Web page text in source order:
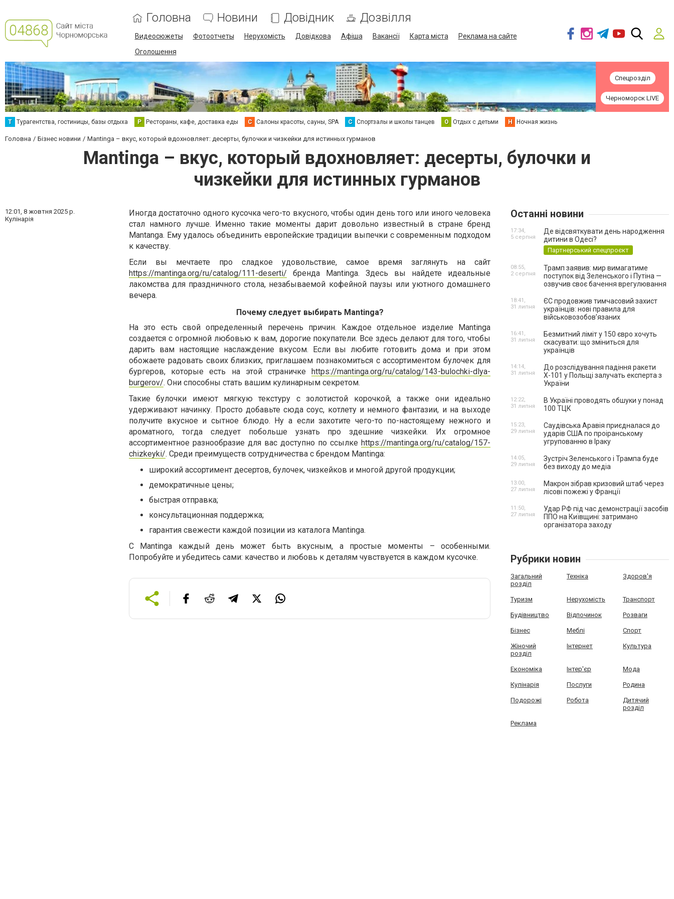
Головна Новини Довідник Дозвілля
Видеосюжеты Фотоотчеты Нерухомість Довідкова Афіша Вакансії Карта міста
Реклама на сайте
Оголошення
Спецрозділ
Черноморск LIVE
Т Турагентства, гостиницы, базы отдыха Р Рестораны, кафе, доставка еды С Салоны красоты, сауны, SPA С Спортзалы и школы танцев О Отдых с детьми Н Ночная жизнь
Головна Бізнес новини Mantinga – вкус, который вдохновляет: десерты, булочки и чизкейки для истинных гурманов
Mantinga – вкус, который вдохновляет: десерты, булочки и
чизкейки для истинных гурманов
12:01, 8 жовтня 2025 р.
Кулінарія
Иногда достаточно одного кусочка чего-то вкусного, чтобы один день того или иного человека
стал намного лучше. Именно такие моменты дарит довольно известный в стране бренд
Mantanga. Ему удалось объединить европейские традиции выпечки с современным подходом
к качеству.
Если вы мечтаете про сладкое удовольствие, самое время заглянуть на сайт
https://mantinga.org/ru/catalog/111-deserti/ бренда Mantinga. Здесь вы найдете идеальные
лакомства для праздничного стола, незабываемой кофейной паузы или уютного домашнего
вечера.
Почему следует выбирать Mantinga?
На это есть свой определенный перечень причин. Каждое отдельное изделие Mantinga
создается с огромной любовью к вам, дорогие покупатели. Все здесь делают для того, чтобы
дарить вам настоящие наслаждение вкусом. Если вы любите готовить дома и при этом
обожаете радовать своих близких, приглашаем познакомиться с ассортиментом булочек для
бургеров, которые есть на этой страничке https://mantinga.org/ru/catalog/143-bulochki-dlya-
burgerov/. Они способны стать вашим кулинарным секретом.
Такие булочки имеют мягкую текстуру с золотистой корочкой, а также они идеально
удерживают начинку. Просто добавьте сюда соус, котлету и немного фантазии, и на выходе
получите вкусное и сытное блюдо. Ну а если захотите чего-то по-настоящему нежного и
ароматного, тогда следует побольше узнать про здешние чизкейки. Их огромное
ассортиментное разнообразие для вас доступно по ссылке https://mantinga.org/ru/catalog/157-
chizkeyki/. Среди преимуществ сотрудничества с брендом Mantinga:
широкий ассортимент десертов, булочек, чизкейков и многой другой продукции;
демократичные цены;
быстрая отправка;
консультационная поддержка;
гарантия свежести каждой позиции из каталога Mantinga.
С Mantinga каждый день может быть вкусным, а простые моменты – особенными.
Попробуйте и убедитесь сами: качество и любовь к деталям чувствуется в каждом кусочке.
Останні новини
Де відсвяткувати день народження
дитини в Одесі?
Партнерський спецпроєкт
17:34,
5 серпня
Трамп заявив: мир вимагатиме
поступок від Зеленського і Путіна —
озвучив своє бачення врегулювання
08:55,
2 серпня
ЄС продовжив тимчасовий захист
українців: нові правила для
військовозобов’язаних
18:41,
31 липня
Безмитний ліміт у 150 євро хочуть
скасувати: що зміниться для
українців
16:41,
31 липня
До розслідування падіння ракети
Х-101 у Польщі залучать експерта з
України
14:14,
31 липня
В Україні проводять обшуки у понад
100 ТЦК
12:22,
31 липня
Саудівська Аравія приєдналася до
ударів США по проіранському
угрупованню в Іраку
15:23,
29 липня
Зустріч Зеленського і Трампа буде
без виходу до медіа
14:05,
29 липня
Макрон зібрав кризовий штаб через
лісові пожежі у Франції
13:00,
27 липня
Удар РФ під час демонстрації засобів
ППО на Київщині: затримано
організатора заходу
11:50,
27 липня
Рубрики новин
Загальний
розділ
Техніка Здоров'я
Туризм Нерухомість Транспорт
Будівництво Відпочинок Розваги
Бізнес Меблі Спорт
Жіночий
розділ
Інтернет Культура
Економіка Інтер'єр Мода
Кулінарія Послуги Родина
Подорожі Робота
Дитячий
розділ
Реклама